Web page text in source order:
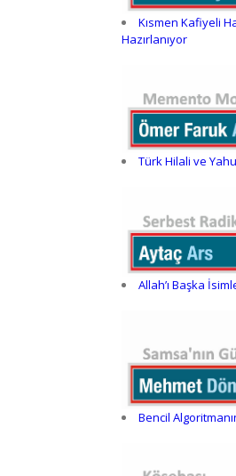
Kısmen Kafiyeli
Hazırlanıyor
Türk Hilali ve
Allah’ı Başka
Bencil